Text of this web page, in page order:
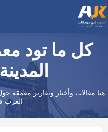
ابحث
كل ما تود
هنا مقالات وأخبار وتقارير معمقة
العرب